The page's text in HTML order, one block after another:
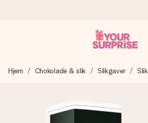
Vi laver din gave med omhu og sender
Hjem Chokolade & slik Slikgaver